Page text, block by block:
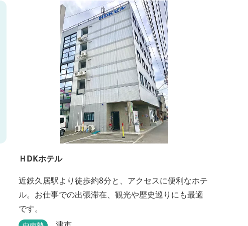
ＨDKホテル
近鉄久居駅より徒歩約8分と、アクセスに便利なホテ
ル。お仕事での出張滞在、観光や歴史巡りにも最適
です。